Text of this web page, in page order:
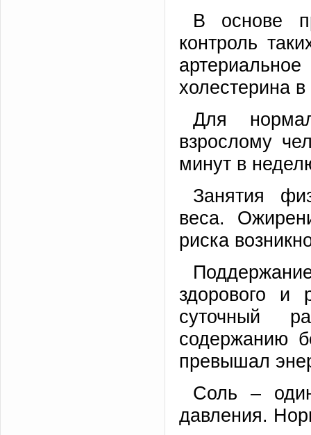
В основе
контроль
холестерина в
Для
взрослому
минут в
Занятия
веса.
риска
здорового и
суточный
содержанию
превышал
Соль –
давления.